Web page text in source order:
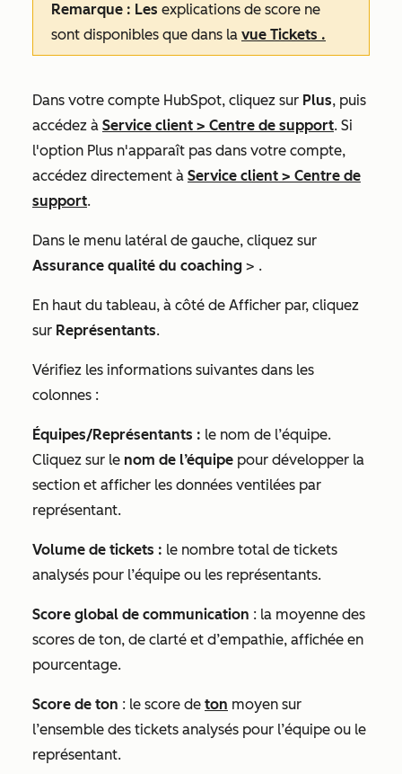
Remarque : Les explications de score ne
sont disponibles que dans la vue Tickets .
Dans votre compte HubSpot, cliquez sur Plus, puis
accédez à Service client > Centre de support. Si
l'option Plus n'apparaît pas dans votre compte,
accédez directement à Service client > Centre de
support.
Dans le menu latéral de gauche, cliquez sur
Assurance qualité du coaching > .
En haut du tableau, à côté de Afficher par, cliquez
sur Représentants.
Vérifiez les informations suivantes dans les
colonnes :
Équipes/Représentants : le nom de l’équipe.
Cliquez sur le nom de l’équipe pour développer la
section et afficher les données ventilées par
représentant.
Volume de tickets : le nombre total de tickets
analysés pour l’équipe ou les représentants.
Score global de communication : la moyenne des
scores de ton, de clarté et d’empathie, affichée en
pourcentage.
Score de ton : le score de ton moyen sur
l’ensemble des tickets analysés pour l’équipe ou le
représentant.